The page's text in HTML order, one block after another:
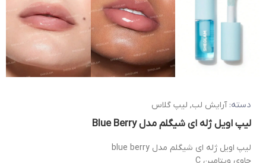
دسته: آرایش لب, لیپ گلاس
لیپ اویل ژله ای شیگلم مدل Blue Berry
لیپ اویل ژله ای شیگلم مدل blue berry